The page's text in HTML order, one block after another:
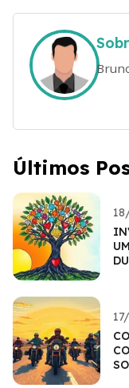
Últimos